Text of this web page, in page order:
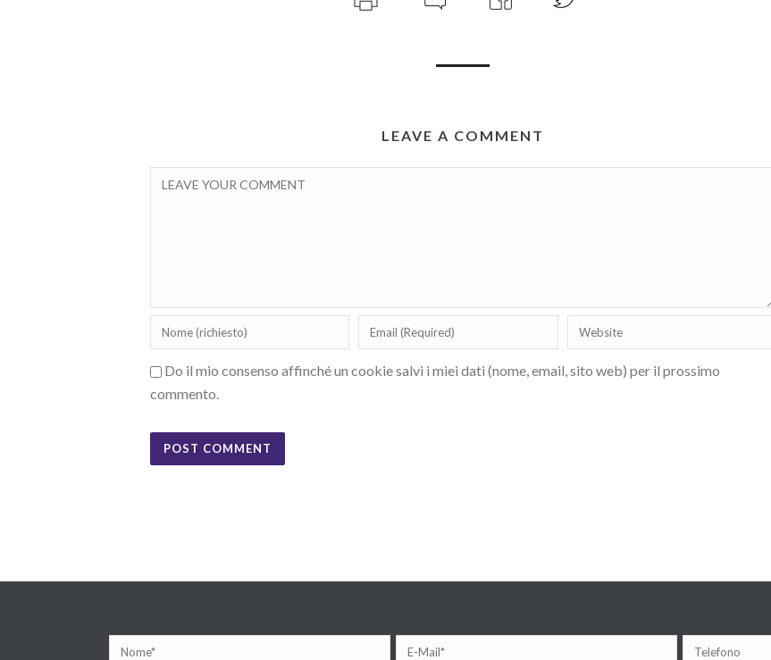
LEAVE A COMMENT
Do il mio consenso affinché un cookie salvi i miei dati (nome, email, sito web) per il prossimo
commento.